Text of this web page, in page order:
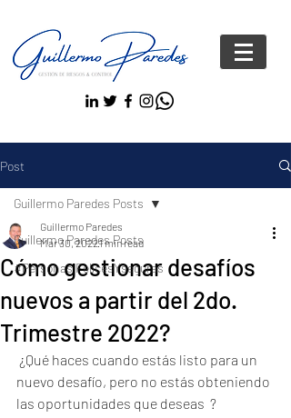
Post
Guillermo Paredes Posts
#Personas FelicesYseguras
Guillermo Paredes Posts
Cómo gestionar desafíos
nuevos a partir del 2do.
Trimestre 2022?
Guillermo Paredes
Mar 30, 20221 min read
nuevo desafío, pero no estás obteniendo
las oportunidades que deseas  ?